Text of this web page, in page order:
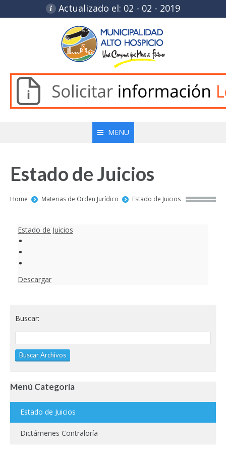
Actualizado el: 02 - 02 - 2019
MENU
Estado de Juicios
You are here:
Home Materias de Orden Jurídico Estado de Juicios
Estado de Juicios
Descargar
Buscar:
Menú Categoría
Estado de Juicios
Dictámenes Contraloría